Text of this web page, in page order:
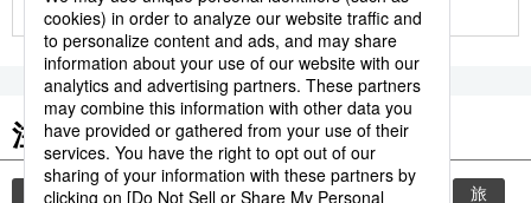
注目のキーワード
共同通信ニュース 時事通信ニュース 観光 旅